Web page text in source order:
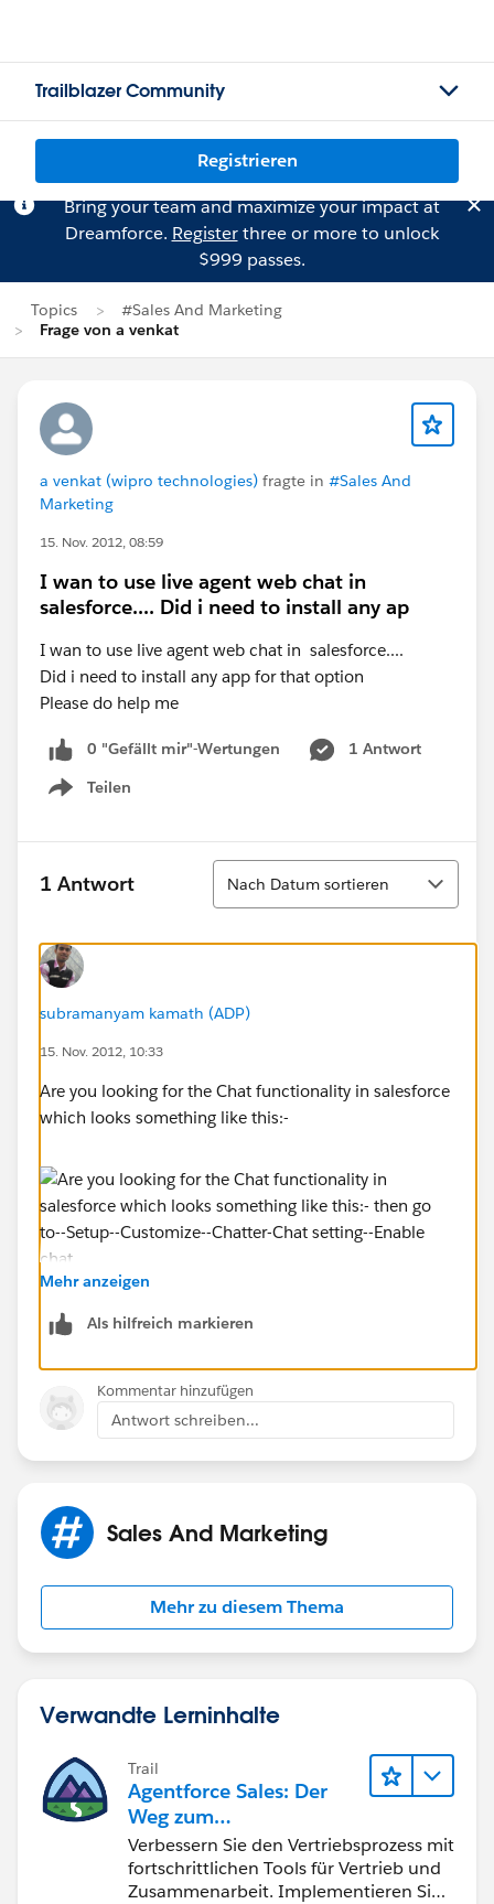
Trailblazer Community
Registrieren
Bring your team and maximize your impact at
Dreamforce. Registerthree or more to unlock
$999 passes.
Topics
#Sales And Marketing
Frage von a venkat
a venkat (wipro technologies) fragte in #Sales And
Marketing
15. Nov. 2012, 08:59
I wan to use live agent web chat in
salesforce.... Did i need to install any ap
I wan to use live agent web chat in salesforce....
Did i need to install any app for that option
Please do help me
0 "Gefällt mir"-Wertungen
1 Antwort
Teilen
Show menu
1 Antwort
Sortieren
Nach Datum sortieren
subramanyam kamath (ADP)
15. Nov. 2012, 10:33
Are you looking for the Chat functionality in salesforce
which looks something like this:-
then go to--Setup--Customize--Chatter-Chat setting--
Mehr anzeigen
Als hilfreich markieren
Kommentar hinzufügen
Antwort schreiben...
Sales And Marketing
Mehr zu diesem Thema
Verwandte Lerninhalte
Trail
Agentforce Sales: Der
Weg zum
Vertriebsspezialisten
Verbessern Sie den Vertriebsprozess mit
fortschrittlichen Tools für Vertrieb und
Zusammenarbeit. Implementieren Sie